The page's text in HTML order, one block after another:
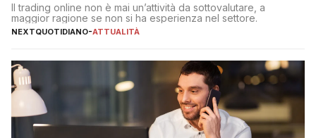
Il trading online non è mai un’attività da sottovalutare, a
maggior ragione se non si ha esperienza nel settore.
NEXTQUOTIDIANO-ATTUALITÀ